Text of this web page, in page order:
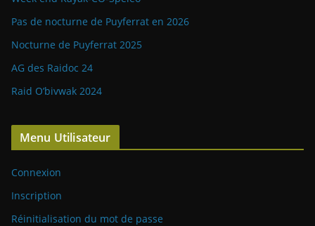
Pas de nocturne de Puyferrat en 2026
Nocturne de Puyferrat 2025
AG des Raidoc 24
Raid O’bivwak 2024
Menu Utilisateur
Connexion
Inscription
Réinitialisation du mot de passe